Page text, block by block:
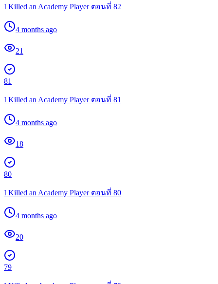
I Killed an Academy Player ตอนที่ 82
4 months ago
21
81
I Killed an Academy Player ตอนที่ 81
4 months ago
18
80
I Killed an Academy Player ตอนที่ 80
4 months ago
20
79